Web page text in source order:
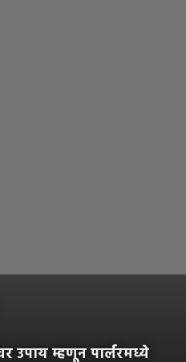
उपाय म्हणून पार्लरमध्ये